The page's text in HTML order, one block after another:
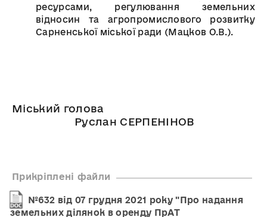
ресурсами, регулювання земельних
відносин та агропромислового розвитку
Сарненської міської ради (Мацков О.В.).
Міський голова
Руслан СЕРПЕНІНОВ
Прикріплені файли
№632 від 07 грудня 2021 року "Про надання
земельних ділянок в оренду ПрАТ